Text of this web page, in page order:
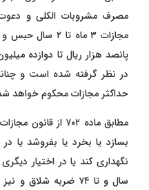
مصرف مشروبات الکلی و
پانصد هزار ریال تا دوازده
در نظر گرفته شده است و
حداکثر مجازات محکوم خواهد
مطابق ماده ۷۰۲ از
بسازد یا بخرد یا بفروشد یا
سال و تا ۷۴ ضربه